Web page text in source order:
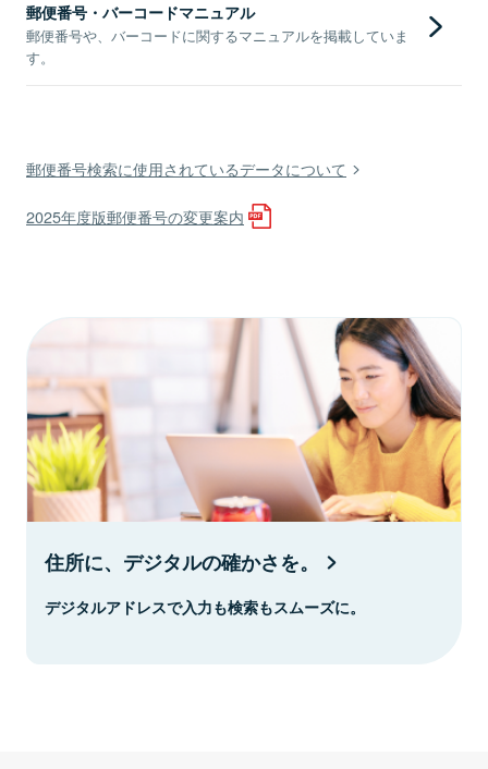
郵便番号・バーコードマニュアル
郵便番号や、バーコードに関するマニュアルを掲載していま
す。
郵便番号検索に使用されているデータについて
2025年度版郵便番号の変更案内
住所に、デジタルの確かさを。
デジタルアドレスで入力も検索もスムーズに。